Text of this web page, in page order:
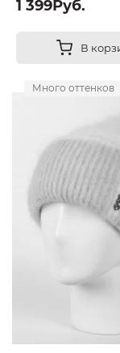
1 399Руб.
В
Много оттенков